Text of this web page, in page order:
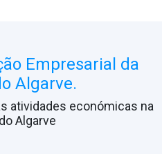
Empresarial da
Algarve.
atividades económicas na
Algarve